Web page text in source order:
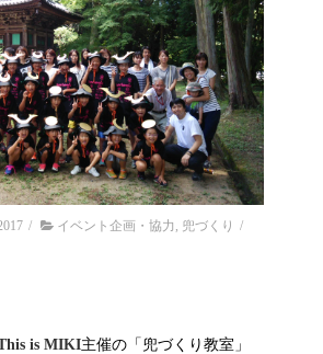
/ イベント企画・協力 兜づくり
/
is MIKI主催の「兜づくり教室」